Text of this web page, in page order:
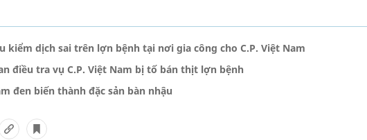
kiểm dịch sai trên lợn bệnh tại nơi gia công cho C.P. Việt Nam
điều tra vụ C.P. Việt Nam bị tố bán thịt lợn bệnh
đen biến thành đặc sản bàn nhậu